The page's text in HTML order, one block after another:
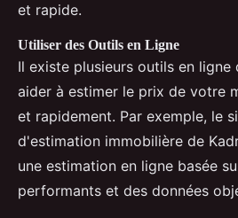
et rapide.
Utiliser des Outils en Ligne
Il existe plusieurs outils en ligne
aider à estimer le prix de votre
et rapidement. Par exemple, le
d'estimation immobilière de
une estimation en ligne basée
performants et des données